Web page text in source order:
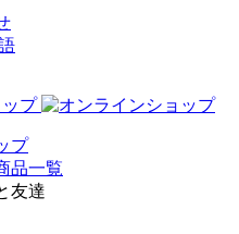
プ
品一覧
友達